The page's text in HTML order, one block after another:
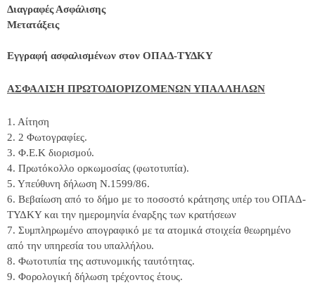
Διαγραφές Ασφάλισης
Μετατάξεις
Εγγραφή ασφαλισμένων στον ΟΠΑΔ-ΤΥΔΚΥ
ΑΣΦΑΛΙΣΗ ΠΡΩΤΟΔΙΟΡΙΖΟΜΕΝΩΝ ΥΠΑΛΛΗΛΩΝ
1. Αίτηση
2. 2 Φωτογραφίες.
3. Φ.Ε.Κ διορισμού.
4. Πρωτόκολλο ορκωμοσίας (φωτοτυπία).
5. Υπεύθυνη δήλωση Ν.1599/86.
6. Βεβαίωση από το δήμο με το ποσοστό κράτησης υπέρ του ΟΠΑΔ-
ΤΥΔΚΥ και την ημερομηνία έναρξης των κρατήσεων
7. Συμπληρωμένο απογραφικό με τα ατομικά στοιχεία θεωρημένο
από την υπηρεσία του υπαλλήλου.
8. Φωτοτυπία της αστυνομικής ταυτότητας.
9. Φορολογική δήλωση τρέχοντος έτους.